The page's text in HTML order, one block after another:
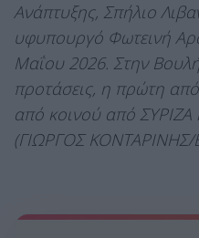
Ανάπτυξης, Σπήλιο
υφυπουργό Φωτεινή
Μαΐου 2026. Στην
προτάσεις, η πρώτη
από κοινού από ΣΥΡΙΖΑ
(ΓΙΩΡΓΟΣ ΚΟΝΤΑΡΙΝΗΣ/